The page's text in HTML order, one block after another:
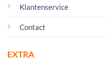
Klantenservice
Contact
EXTRA